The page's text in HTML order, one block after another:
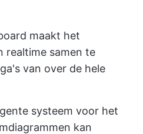
maakt het
realtime samen te
van over de hele
systeem voor het
kan